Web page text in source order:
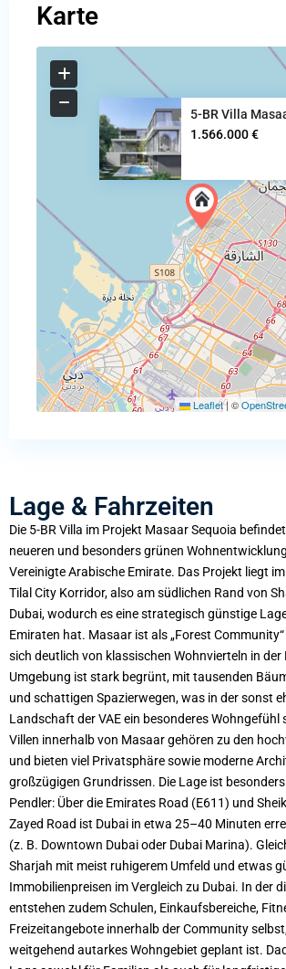
Karte
5-BR Villa
1.566.000 €
Leaflet| ©
Lage & Fahrzeiten
Die 5-BR Villa im Projekt Masaar Sequoia
neueren und besonders grünen
Vereinigte Arabische Emirate. Das Projekt liegt
Tilal City Korridor, also am südlichen Rand von
Dubai, wodurch es eine strategisch günstige
Emiraten hat. Masaar ist als „Forest
sich deutlich von klassischen Wohnvierteln in der
Umgebung ist stark begrünt, mit tausenden
und schattigen Spazierwegen, was in der sonst
Landschaft der VAE ein besonderes Wohngefühl
Villen innerhalb von Masaar gehören zu den
und bieten viel Privatsphäre sowie moderne
großzügigen Grundrissen. Die Lage ist
Pendler: Über die Emirates Road (E611) und
Zayed Road ist Dubai in etwa 25–40 Minuten
(z. B. Downtown Dubai oder Dubai Marina).
Sharjah mit meist ruhigerem Umfeld und etwas
Immobilienpreisen im Vergleich zu Dubai. In der
entstehen zudem Schulen, Einkaufsbereiche,
Freizeitangebote innerhalb der Community
weitgehend autarkes Wohngebiet geplant ist.